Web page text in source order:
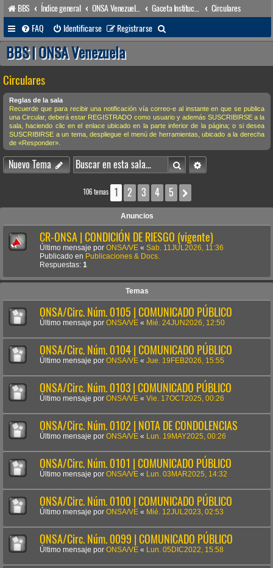
BBS Índice general ONSA Venezuela (acceso público)
Circulares
FAQ
Identificarse Registrarse
u
a
r
BBS | ONSA Venezuela
Circulares
Reglas de la sala
Recuerde que para recibir una notificación vía correo-e al instante en que se publica
una Circular, deberá estar REGISTRADO como usuario y además SUSCRIBIRSE a la
sala, haciendo clic en el enlace ubicado en la parte inferior de la página; o si desea
SUSCRIBIRSE a un tema, despliegue el menú de herramientas, ubicado a la derecha
de «Responder».
Nuevo Tema BuscarBúsqueda avanzada
106 temas 1 2 3 4 5
Anuncios
CR-ONSA | CONDICIÓN DE RIESGO (vigente)
Último mensaje por ONSA/VE « Sab. 11JUL2026, 11:36
Publicado en Publicaciones & Docs.
Respuestas: 1
Temas
ONSA/Circ. Núm. 0105 | COMUNICADO PÚBLICO
Último mensaje por ONSA/VE « Mié. 24JUN2026, 12:50
ONSA/Circ. Núm. 0104 | COMUNICADO PÚBLICO
Último mensaje por ONSA/VE « Jue. 19FEB2026, 15:55
ONSA/Circ. Núm. 0103 | COMUNICADO PÚBLICO
Último mensaje por ONSA/VE « Vie. 17OCT2025, 00:26
ONSA/Circ. Núm. 0102 | NOTA DE CONDOLENCIAS
Último mensaje por ONSA/VE « Lun. 19MAY2025, 00:26
ONSA/Circ. Núm. 0101 | COMUNICADO PÚBLICO
Último mensaje por ONSA/VE « Lun. 03MAR2025, 14:32
ONSA/Circ. Núm. 0100 | COMUNICADO PÚBLICO
Último mensaje por ONSA/VE « Mié. 12JUL2023, 02:53
ONSA/Circ. Núm. 0099 | COMUNICADO PÚBLICO
Último mensaje por ONSA/VE « Lun. 05DIC2022, 15:58